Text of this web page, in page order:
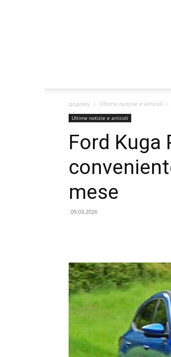
додому Ultime notizie e articoli
Ultime notizie e articoli
Ford Kuga
mese
09.03.2026